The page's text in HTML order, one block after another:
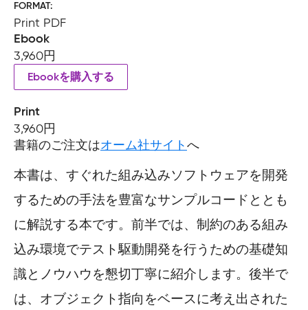
FORMAT
Print PDF
Ebook
3,960円
Ebookを購入する
Print
3,960円
書籍のご注文はオーム社サイトへ
本書は、すぐれた組み込みソフトウェアを開発
するための手法を豊富なサンプルコードととも
に解説する本です。前半では、制約のある組み
込み環境でテスト駆動開発を行うための基礎知
識とノウハウを懇切丁寧に紹介します。後半で
は、オブジェクト指向をベースに考え出された